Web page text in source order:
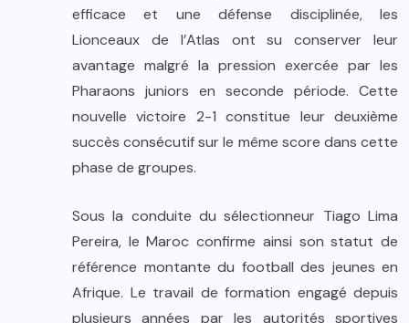
efficace et une défense disciplinée, les
Lionceaux de l’Atlas ont su conserver leur
avantage malgré la pression exercée par les
Pharaons juniors en seconde période. Cette
nouvelle victoire 2-1 constitue leur deuxième
succès consécutif sur le même score dans cette
phase de groupes.
Sous la conduite du sélectionneur Tiago Lima
Pereira, le Maroc confirme ainsi son statut de
référence montante du football des jeunes en
Afrique. Le travail de formation engagé depuis
plusieurs années par les autorités sportives